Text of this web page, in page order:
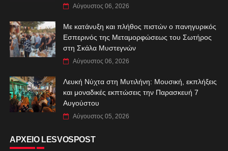
Αύγουστος 06, 2026
Με κατάνυξη και πλήθος πιστών ο πανηγυρικός
Εσπερινός της Μεταμορφώσεως του Σωτήρος
στη Σκάλα Μυστεγνών
Αύγουστος 06, 2026
Λευκή Νύχτα στη Μυτιλήνη: Μουσική, εκπλήξεις
και μοναδικές εκπτώσεις την Παρασκευή 7
Αυγούστου
Αύγουστος 05, 2026
ΑΡΧΕΙΟ LESVOSPOST